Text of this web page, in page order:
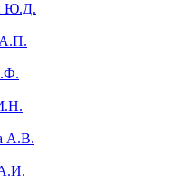
Ю.Д.
А.В.